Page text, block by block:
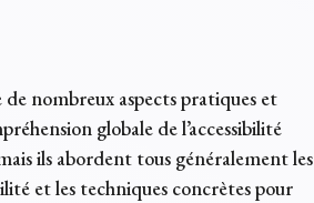
nombreux aspects pratiques et
globale de l’accessibilité
ils abordent tous généralement les
et les techniques concrètes pour